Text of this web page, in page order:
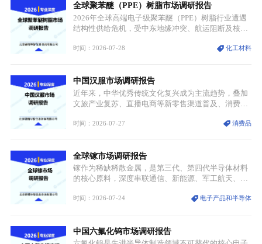
贯穿传统工业、高端制造、军工、新能源等多个核心
产业，成为现代工业体系中不可或缺的基础材料。
全球聚苯醚（PPE）树脂市场调研报告
2026年全球高端电子级聚苯醚（PPE）树脂行业遭遇
结构性供给危机，受中东地缘冲突、航运阻断及核心
停产，行业长期维持寡头垄断的供应链格局彻底瓦
价无市”的供给真空，并沿高频覆铜板、PCB电路板向
AI服务器、5G基站等高端电子终端持续传导，全产业
链生产、成本、交付均承受巨大压力。
时间：2026-07-28 化工材料
中国汉服市场调研报告
近年来，中华优秀传统文化复兴成为主流趋势，叠加
文旅产业复苏、直播电商等新零售渠道普及、消费群
服不再局限于传统节日、古风活动等小众场景，逐步
重要载体。同时，行业标准落地、生产技术升级、原
创设计能力提升，进一步夯实产业发展根基，吸引传
统服饰品牌、文旅企业等跨界入局，市场活力持续释
时间：2026-07-27 消费品
全球镓市场调研报告
镓作为稀缺稀散金属，是第三代、第四代半导体材料
的核心原料，深度串联通信、新能源、军工航天、光
与大国科技博弈的关键战略资源。镓并非传统大宗金
领域渗透”的战略体系，成为全球科技产业运转的刚
需资源。
时间：2026-07-24 电子产品和半导体
中国六氟化钨市场调研报告